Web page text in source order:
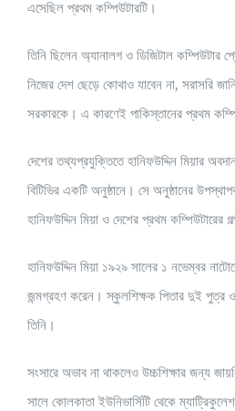
এসেছিল প্রথম কম্পিউটারটি।
তিনি ছিলেন অ্যানালগ ও ডিজিটাল কম্পিউটার
নিজের দেশ ছেড়ে কোথাও যাবেন না, সরাসরি
সরকারকে। এ কারণেই পাকিস্তানের প্রথম
দেশের তথ্যপ্রযুক্তিতে হানিফউদ্দিন মিয়ার
বিটিভির একটি অনুষ্ঠানে। সে অনুষ্ঠানের
হানিফউদ্দিন মিয়া ও দেশের প্রথম কম্পিউটারের
হানিফউদ্দিন মিয়া ১৯২৯ সালের ১ নভেম্বর
জন্মগ্রহণ করেন। স্কুলশিক্ষক পিতার দুই পুত্র
তিনি।
সংসারে অভাব না থাকলেও উচ্চশিক্ষার জন্য
সালে কোলকাতা ইউনিভার্সিটি থেকে